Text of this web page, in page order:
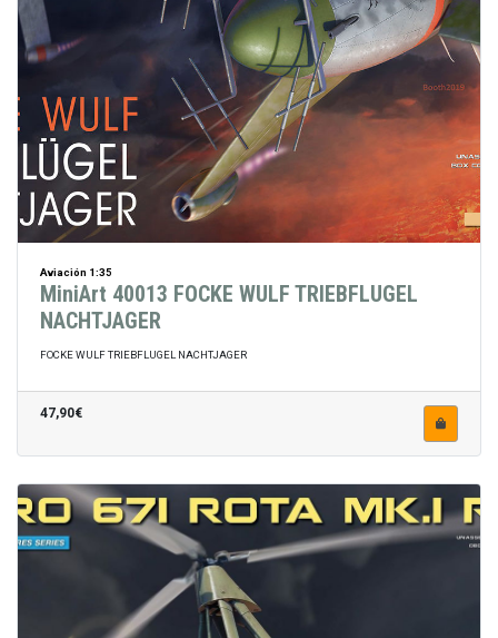
Aviación 1:35
MiniArt 40013 FOCKE WULF TRIEBFLUGEL
NACHTJAGER
FOCKE WULF TRIEBFLUGEL NACHTJAGER
47,90€